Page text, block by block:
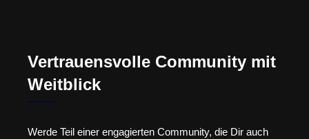
Vertrauensvolle Community mit
Weitblick
Werde Teil einer engagierten Community, die Dir auch